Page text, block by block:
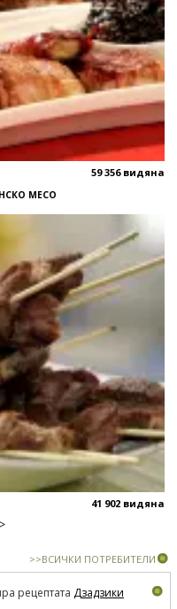
59 356 видяна
МЕСО
41 902 видяна
>>ВСИЧКИ ПОТРЕБИТЕЛИ
рецептата Дзадзики